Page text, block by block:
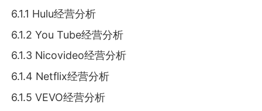
6.1.1 Hulu经营分析
6.1.2 You Tube经营分析
6.1.3 Nicovideo经营分析
6.1.4 Netflix经营分析
6.1.5 VEVO经营分析